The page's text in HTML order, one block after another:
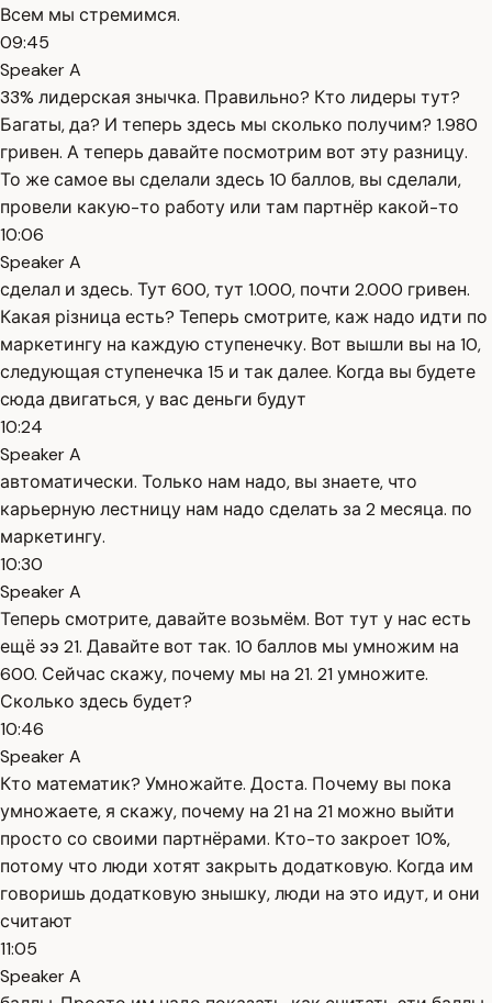
Всем мы стремимся.
09:45
Speaker A
33% лидерская знычка. Правильно? Кто лидеры тут?
Багаты, да? И теперь здесь мы сколько получим? 1.980
гривен. А теперь давайте посмотрим вот эту разницу.
То же самое вы сделали здесь 10 баллов, вы сделали,
провели какую-то работу или там партнёр какой-то
10:06
Speaker A
сделал и здесь. Тут 600, тут 1.000, почти 2.000 гривен.
Какая різница есть? Теперь смотрите, каж надо идти по
маркетингу на каждую ступенечку. Вот вышли вы на 10,
следующая ступенечка 15 и так далее. Когда вы будете
сюда двигаться, у вас деньги будут
10:24
Speaker A
автоматически. Только нам надо, вы знаете, что
карьерную лестницу нам надо сделать за 2 месяца. по
маркетингу.
10:30
Speaker A
Теперь смотрите, давайте возьмём. Вот тут у нас есть
ещё ээ 21. Давайте вот так. 10 баллов мы умножим на
600. Сейчас скажу, почему мы на 21. 21 умножите.
Сколько здесь будет?
10:46
Speaker A
Кто математик? Умножайте. Доста. Почему вы пока
умножаете, я скажу, почему на 21 на 21 можно выйти
просто со своими партнёрами. Кто-то закроет 10%,
потому что люди хотят закрыть додатковую. Когда им
говоришь додатковую знышку, люди на это идут, и они
считают
11:05
Speaker A